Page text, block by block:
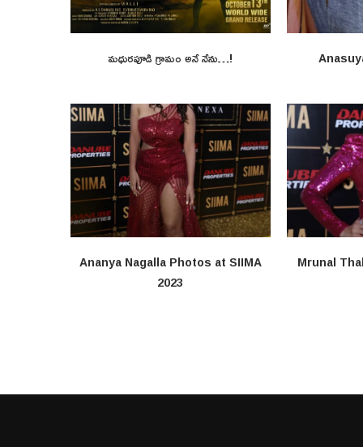
మధురపూడి గ్రామం అనే నేను…!
Ananya Nagalla Photos at SIIMA
2023
Mrunal